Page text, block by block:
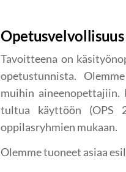
Opetusvelvollisuus
Tavoitteena on
opetustunnista.
muihin aineenopettajiin.
tultua käyttöön (OPS
oppilasryhmien mukaan.
Olemme tuoneet asiaa